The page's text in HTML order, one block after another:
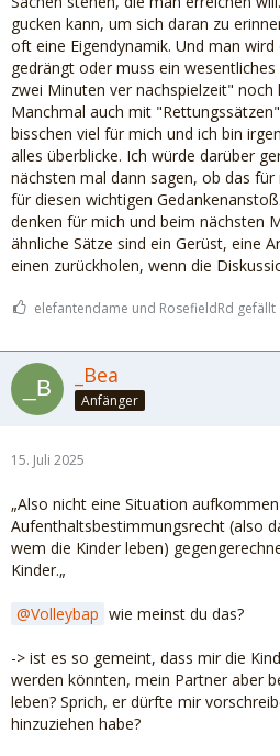
gucken kann, um sich daran zu
oft eine Eigendynamik. Und man
gedrängt oder muss ein
zwei Minuten ver nachspielzeit"
Manchmal auch mit
bisschen viel für mich und ich bin
alles überblicke. Ich würde darüber
nächsten mal dann sagen, ob das
für diesen wichtigen
denken für mich und beim nächsten
ähnliche Sätze sind ein Gerüst, eine
einen zurückholen, wenn die
elefantendame und RosefieldRd gefällt
_Bea
Anfänger
15. Juli 2025
„Also nicht eine Situation
Aufenthaltsbestimmungsrecht (also
wem die Kinder leben)
Kinder.„
Volleybap wie meinst du das?
-> ist es so gemeint, dass mir die
werden könnten, mein Partner aber
leben? Sprich, er dürfte mir
hinzuziehen habe?